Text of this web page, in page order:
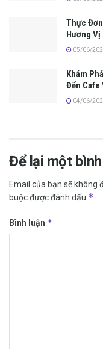
Thực Đơn
Hương Vị
05/06/
Khám
Đến
04/06/
Để lại một
Email của bạn sẽ không
buộc được đánh dấu *
Bình luận *